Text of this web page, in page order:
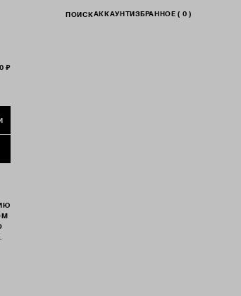
ПОИСКАККАУНТИЗБРАННОЕ ( 0 )
₽